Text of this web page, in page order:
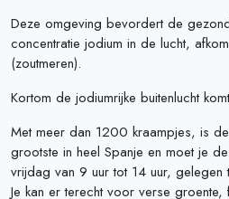
Deze omgeving bevordert de
concentratie jodium in de lucht,
(zoutmeren).
Kortom de jodiumrijke buitenlucht
Met meer dan 1200 kraampjes, is
grootste in heel Spanje en moet je
vrijdag van 9 uur tot 14 uur,
Je kan er terecht voor verse